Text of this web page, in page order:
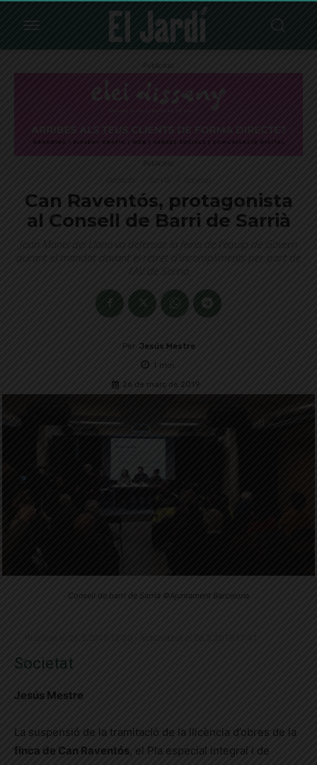
Publicitat
Publicitat
Can Raventós, protagonista
al Consell de Barri de Sarrià
Joan Manel del Llano va defensar la feina de l'equip de Govern
durant el mandat davant el retret d'incompliments per part de
l'AV de Sarrià
Per Jesús Mestre
1 min.
26 de març de 2019
Consell de barri de Sarrià ©Ajuntament Barcelona
Societat
Jesús Mestre
La suspensió de la tramitació de la llicència d’obres de la
finca de Can Raventós , el Pla especial integral i de